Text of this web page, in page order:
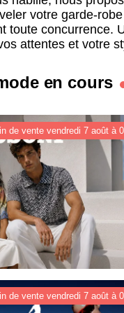
votre garde-
attentes et votre
en cours
de vente vendredi 7 août à
de vente vendredi 7 août à